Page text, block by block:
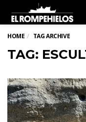
HOME TAG ARCHIVE
TAG: